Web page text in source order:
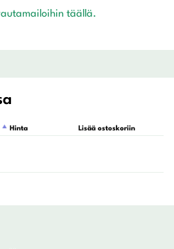
täällä.
Hinta Lisää ostoskoriin